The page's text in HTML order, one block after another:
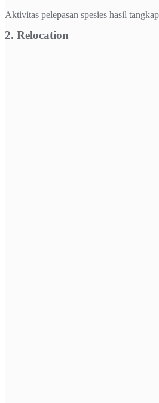
Aktivitas pelepasan spesies hasil
2. Relocation